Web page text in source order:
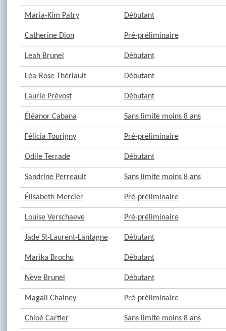
Maria-Kim Patry Débutant
Catherine Dion Pré-préliminaire
Leah Brunel Débutant
Léa-Rose Thériault Débutant
Laurie Prévost Débutant
Éléanor Cabana Sans limite moins 8 ans
Félicia Tourigny Pré-préliminaire
Odile Terrade Débutant
Sandrine Perreault Sans limite moins 8 ans
Élisabeth Mercier Pré-préliminaire
Louise Verschaeve Pré-préliminaire
Jade St-Laurent-Lantagne Débutant
Marika Brochu Débutant
Nève Brunel Débutant
Magali Chainey Pré-préliminaire
Chloé Cartier Sans limite moins 8 ans